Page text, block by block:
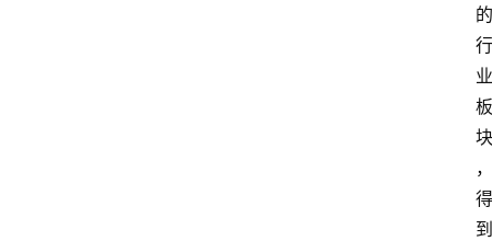
的
行
业
板
块
，
得
到